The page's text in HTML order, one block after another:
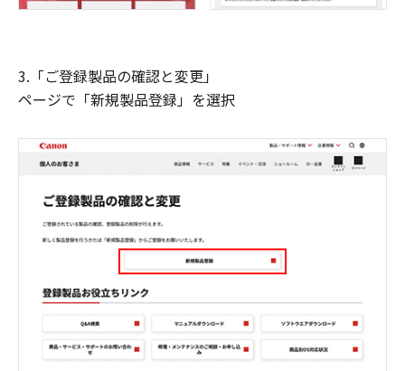
3.「ご登録製品の確認と変更」
ページで「新規製品登録」を選択